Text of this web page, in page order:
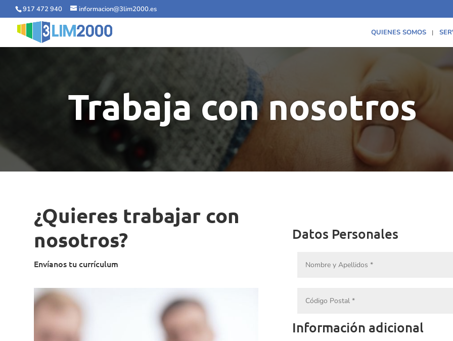
917 472 940 informacion@3lim2000.es
QUIENES SOMOS
Trabaja con nosotros
¿Quieres trabajar con
nosotros?
Envíanos tu currículum
Datos Personales
Información adicional